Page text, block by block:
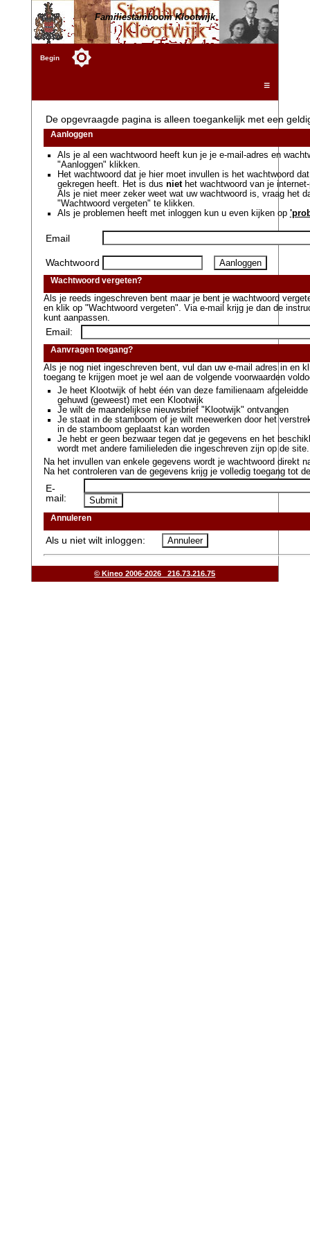
Familiestamboom Klootwijk
Begin
☰
De opgevraagde pagina is alleen toegankelijk met een
Aanloggen
Als je al een wachtwoord heeft kun je je e-mail-adres en
"Aanloggen" klikken.
Het wachtwoord dat je hier moet invullen is het wachtwoord
gekregen heeft. Het is dus niethet wachtwoord van je
Als je niet meer zeker weet wat uw wachtwoord is, vraag het
"Wachtwoord vergeten" te klikken.
Als je problemen heeft met inloggen kun u even kijken op
Email
Wachtwoord
Wachtwoord vergeten?
Als je reeds ingeschreven bent maar je bent je wachtwoord
en klik op "Wachtwoord vergeten". Via e-mail krijg je dan de
kunt aanpassen.
Email:
Aanvragen toegang?
Als je nog niet ingeschreven bent, vul dan uw e-mail adres in en
toegang te krijgen moet je wel aan de volgende voorwaarden
Je heet Klootwijk of hebt één van deze familienaam
gehuwd (geweest) met een Klootwijk
Je wilt de maandelijkse nieuwsbrief "Klootwijk" ontvangen
Je staat in de stamboom of je wilt meewerken door het
in de stamboom geplaatst kan worden
Je hebt er geen bezwaar tegen dat je gegevens en het
wordt met andere familieleden die ingeschreven zijn op de site.
Na het invullen van enkele gegevens wordt je wachtwoord direkt
Na het controleren van de gegevens krijg je volledig toegang tot
E-
mail:
Annuleren
Als u niet wilt inloggen:
© Kineo 2006-2026 216.73.216.75